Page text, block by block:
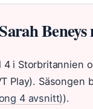
i Storbritannien
Play).
4 avsnitt)).